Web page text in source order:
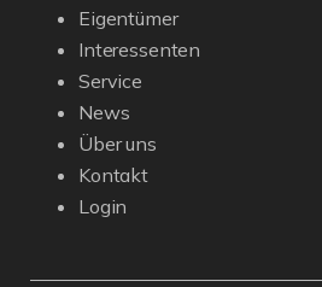
Eigentümer
Interessenten
Service
News
Über uns
Kontakt
Login